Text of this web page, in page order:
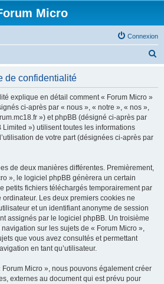
Micro
Connexion
de confidentialité
explique en détail comment « Forum Micro »
ci-après par « nous », « notre », « nos »,
») et phpBB (désigné ci-après par
») utilisent toutes les informations
de votre part (désignées ci-après par
de deux manières différentes. Premièrement,
», le logiciel phpBB génèrera un certain
petits fichiers téléchargés temporairement par
ordinateur. Les deux premiers cookies ne
et un identifiant anonyme de session
assignés par le logiciel phpBB. Un troisième
sur les sujets de « Forum Micro »,
que vous avez consultés et permettant
en tant qu’utilisateur.
Micro », nous pouvons également créer
externes au document qui est prévu pour